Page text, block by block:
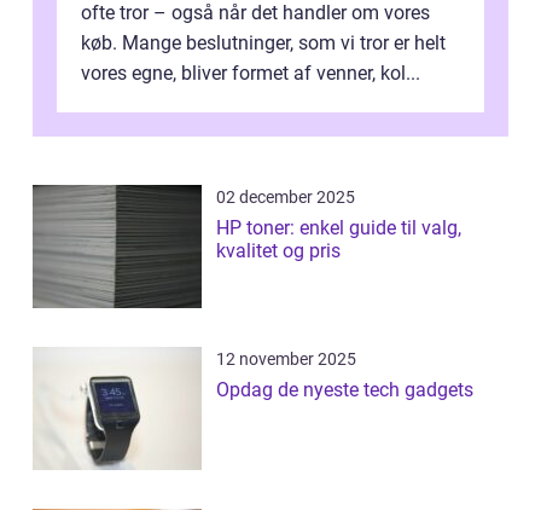
ofte tror – også når det handler om vores
køb. Mange beslutninger, som vi tror er helt
vores egne, bliver formet af venner, kol...
02 december 2025
HP toner: enkel guide til valg,
kvalitet og pris
12 november 2025
Opdag de nyeste tech gadgets